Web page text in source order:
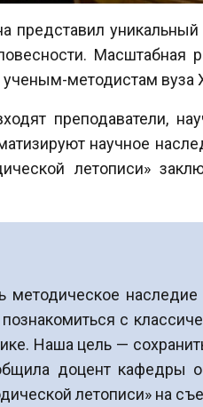
представил
Масштабная
методистам вуза
преподаватели,
научное
летописи»
методическое
с
Наша цель —
доцент кафедры
летописи» на